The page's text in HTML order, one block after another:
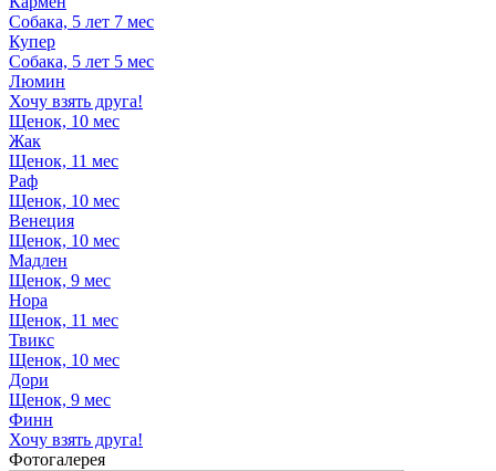
Собака, 5 лет 7 мес
Купер
Собака, 5 лет 5 мес
Люмин
Хочу взять друга!
Щенок, 10 мес
Жак
Щенок, 11 мес
Раф
Щенок, 10 мес
Венеция
Щенок, 10 мес
Мадлен
Щенок, 9 мес
Нора
Щенок, 11 мес
Твикс
Щенок, 10 мес
Дори
Щенок, 9 мес
Финн
Хочу взять друга!
Фотогалерея